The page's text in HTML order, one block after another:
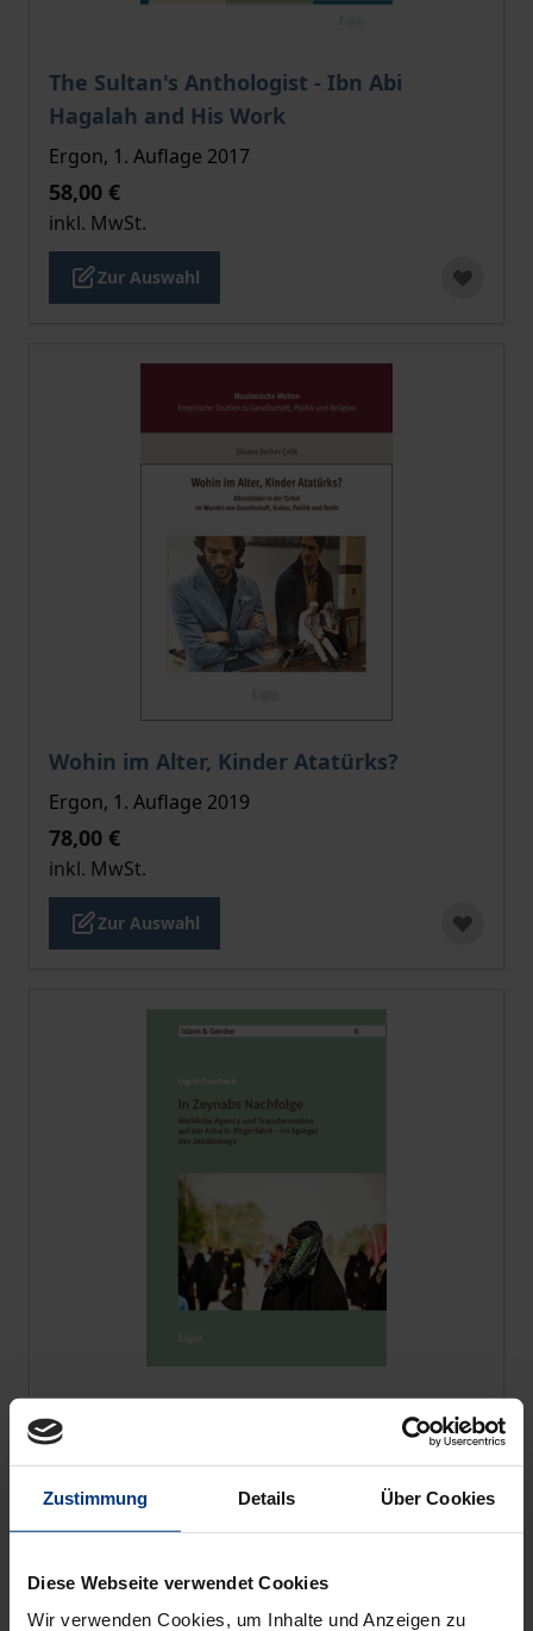
Zustimmung Details Über Cookies
Diese Webseite verwendet Cookies
Wir verwenden Cookies, um Inhalte und Anzeigen zu
The Sultan's Anthologist - Ibn Abi
Hagalah and His Work
Der Preis dieses Titels richtet sich nach der
Ergon, 1. Auflage 2017
58,00 €
inkl. MwSt.
Zur Auswahl
Wohin im Alter, Kinder Atatürks?
Der Preis dieses Titels richtet sich nach der
Ergon, 1. Auflage 2019
78,00 €
inkl. MwSt.
Zur Auswahl
In Zaynabs Nachfolge
Ergon, 1. Auflage 2026
In den Warenkorb